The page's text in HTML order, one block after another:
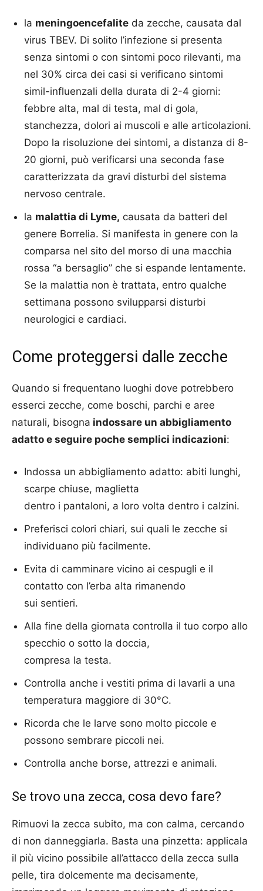
la meningoencefalite da zecche, causata dal
virus TBEV. Di solito l’infezione si presenta
senza sintomi o con sintomi poco rilevanti, ma
nel 30% circa dei casi si verificano sintomi
simil-influenzali della durata di 2-4 giorni:
febbre alta, mal di testa, mal di gola,
stanchezza, dolori ai muscoli e alle articolazioni.
Dopo la risoluzione dei sintomi, a distanza di 8-
20 giorni, può verificarsi una seconda fase
caratterizzata da gravi disturbi del sistema
nervoso centrale.
la malattia di Lyme, causata da batteri del
genere Borrelia. Si manifesta in genere con la
comparsa nel sito del morso di una macchia
rossa “a bersaglio” che si espande lentamente.
Se la malattia non è trattata, entro qualche
settimana possono svilupparsi disturbi
neurologici e cardiaci.
Come proteggersi dalle zecche
Quando si frequentano luoghi dove potrebbero
esserci zecche, come boschi, parchi e aree
naturali, bisogna indossare un abbigliamento
adatto e seguire poche semplici indicazioni:
Indossa un abbigliamento adatto: abiti lunghi,
scarpe chiuse, maglietta
dentro i pantaloni, a loro volta dentro i calzini.
Preferisci colori chiari, sui quali le zecche si
individuano più facilmente.
Evita di camminare vicino ai cespugli e il
contatto con l’erba alta rimanendo
sui sentieri.
Alla fine della giornata controlla il tuo corpo allo
specchio o sotto la doccia,
compresa la testa.
Controlla anche i vestiti prima di lavarli a una
temperatura maggiore di 30°C.
Ricorda che le larve sono molto piccole e
possono sembrare piccoli nei.
Controlla anche borse, attrezzi e animali.
Se trovo una zecca, cosa devo fare?
Rimuovi la zecca subito, ma con calma, cercando
di non danneggiarla. Basta una pinzetta: applicala
il più vicino possibile all’attacco della zecca sulla
pelle, tira dolcemente ma decisamente,